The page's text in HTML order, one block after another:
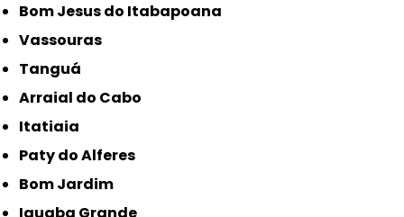
Bom Jesus do Itabapoana
Vassouras
Tanguá
Arraial do Cabo
Itatiaia
Paty do Alferes
Bom Jardim